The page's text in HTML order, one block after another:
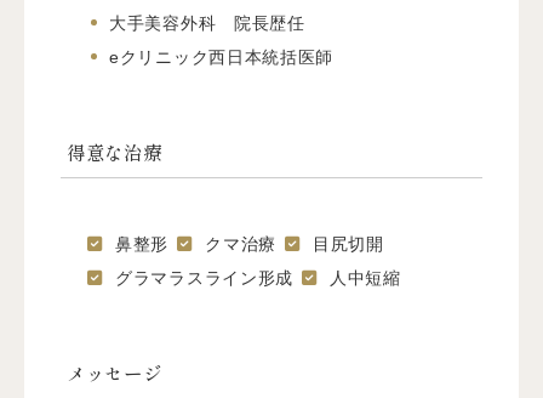
大手美容外科 院長歴任
eクリニック西日本統括医師
得意な治療
鼻整形 クマ治療
目尻切開
グラマラスライン形成
人中短縮
メッセージ